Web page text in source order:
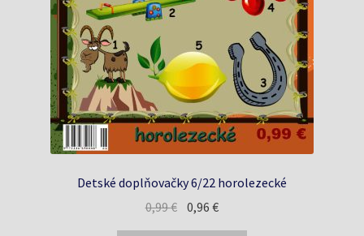
Detské doplňovačky 6/22 horolezecké
0,99€ Pôvodná
cena
0,96€Aktuálna
cena